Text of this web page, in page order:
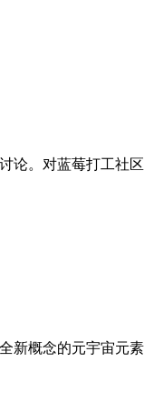
论。对蓝莓打工社
新概念的元宇宙元